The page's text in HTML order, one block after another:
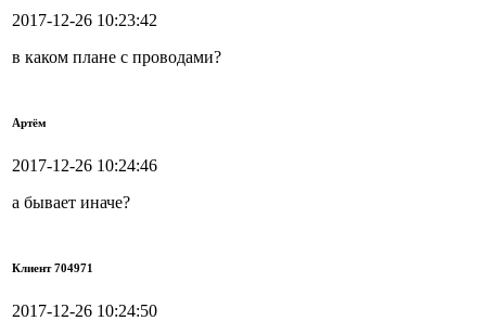
2017-12-26 10:23:42
в каком плане с проводами?
Артём
2017-12-26 10:24:46
а бывает иначе?
Клиент 704971
2017-12-26 10:24:50